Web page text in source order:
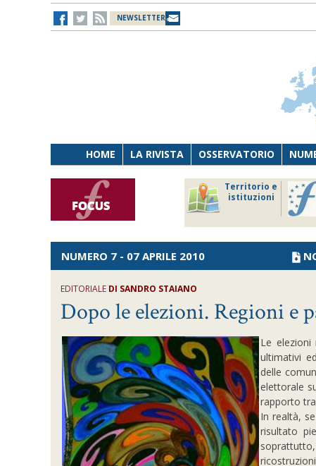
NEWSLETTER
HOME LA RIVISTA OSSERVATORIO
Territorio e
istituzioni
NUMERO 7 - 07 APRILE 2010
EDITORIALE DI SANDRO STAIANO
Dopo le elezioni. Regioni e
Le
ultimativi
delle
elettorale
rapporto
In realtà,
risultato